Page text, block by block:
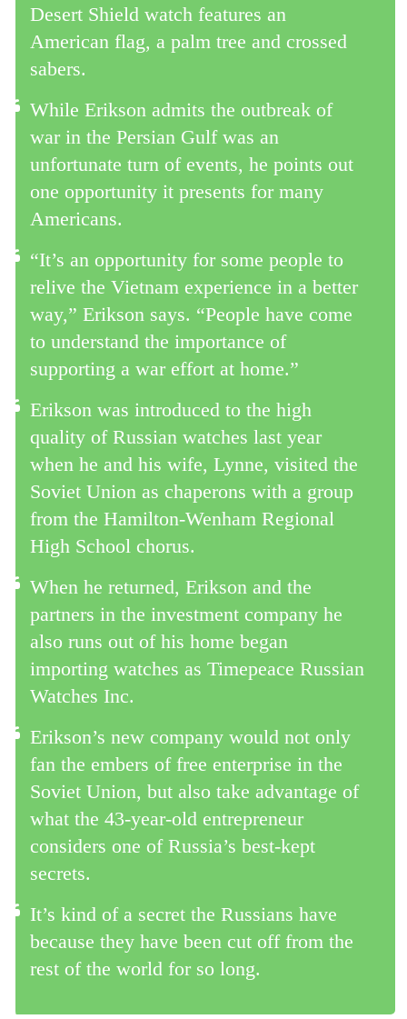
Desert Shield watch features an
American flag, a palm tree and crossed
sabers.
While Erikson admits the outbreak of
war in the Persian Gulf was an
unfortunate turn of events, he points out
one opportunity it presents for many
Americans.
“It’s an opportunity for some people to
relive the Vietnam experience in a better
way,” Erikson says. “People have come
to understand the importance of
supporting a war effort at home.”
Erikson was introduced to the high
quality of Russian watches last year
when he and his wife, Lynne, visited the
Soviet Union as chaperons with a group
from the Hamilton-Wenham Regional
High School chorus.
When he returned, Erikson and the
partners in the investment company he
also runs out of his home began
importing watches as Timepeace Russian
Watches Inc.
Erikson’s new company would not only
fan the embers of free enterprise in the
Soviet Union, but also take advantage of
what the 43-year-old entrepreneur
considers one of Russia’s best-kept
secrets.
It’s kind of a secret the Russians have
because they have been cut off from the
rest of the world for so long.